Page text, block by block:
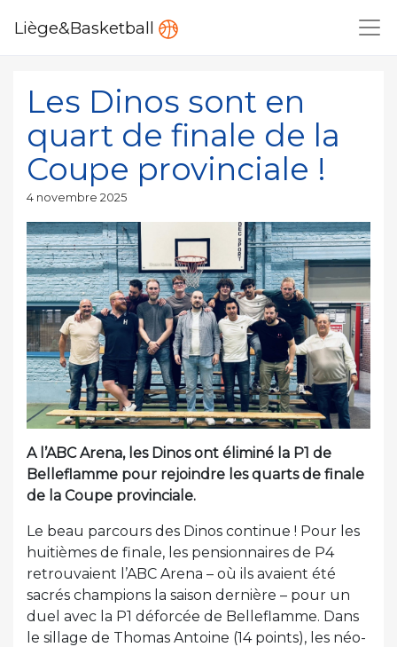
Liège&Basketball
Les Dinos sont en
quart de finale de la
Coupe provinciale !
Publié
4 novembre 2025
A l’ABC Arena, les Dinos ont éliminé la P1 de
Belleflamme pour rejoindre les quarts de finale
de la Coupe provinciale.
Le beau parcours des Dinos continue ! Pour les
huitièmes de finale, les pensionnaires de P4
retrouvaient l’ABC Arena – où ils avaient été
sacrés champions la saison dernière – pour un
duel avec la P1 déforcée de Belleflamme. Dans
le sillage de Thomas Antoine (14 points), les néo-